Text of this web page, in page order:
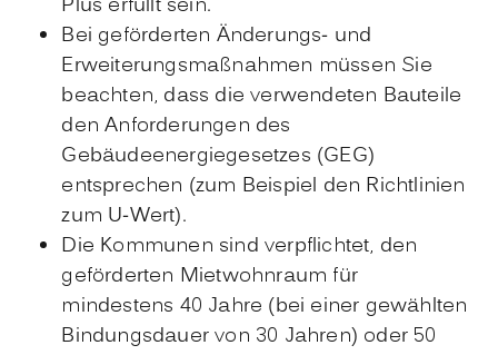
Plus erfüllt sein.
Bei geförderten Änderungs- und
Erweiterungsmaßnahmen müssen Sie
beachten, dass die verwendeten Bauteile
den Anforderungen des
Gebäudeenergiegesetzes (GEG)
entsprechen (zum Beispiel den Richtlinien
zum U-Wert).
Die Kommunen sind verpflichtet, den
geförderten Mietwohnraum für
mindestens 40 Jahre (bei einer gewählten
Bindungsdauer von 30 Jahren) oder 50